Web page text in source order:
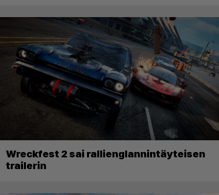
Wreckfest 2 sai rallienglannintäyteisen
trailerin